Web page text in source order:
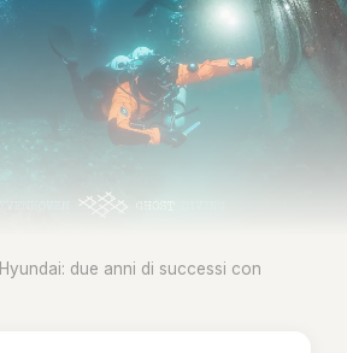
Hyundai: due anni di successi con